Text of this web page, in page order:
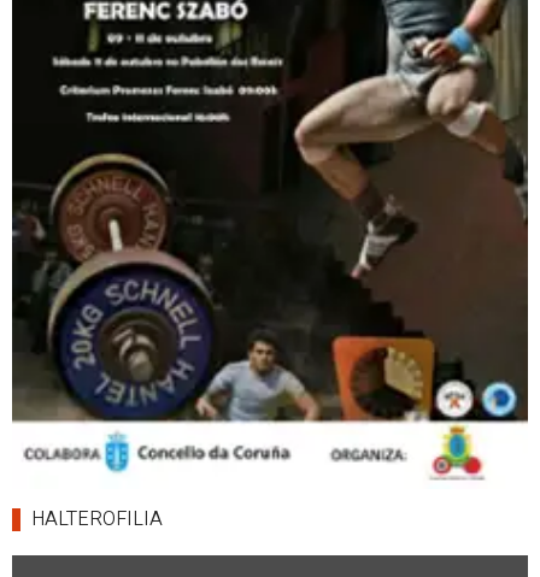
HALTEROFILIA